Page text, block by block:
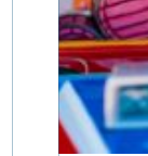
nat...